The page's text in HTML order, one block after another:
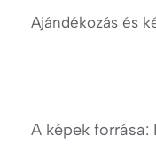
Ajándékozás és
A képek forrása: